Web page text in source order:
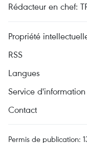
Rédacteur en chef:
Propriété
RSS
Langues
Service d'information
Contact
Permis de publication: